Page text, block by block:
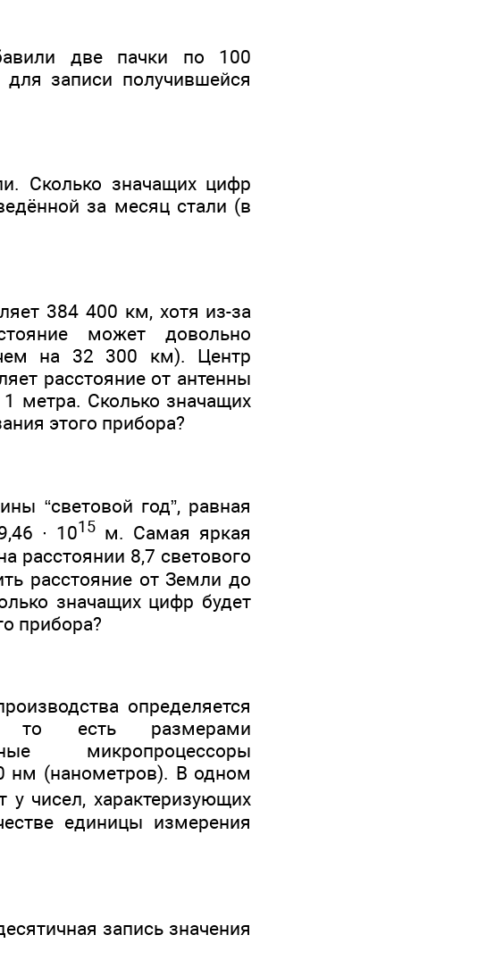
две пачки по 100
для записи получившейся
Сколько значащих цифр
за месяц стали (в
384 400 км, хотя из-за
может довольно
чем на 32 300 км). Центр
расстояние от антенны
метра. Сколько значащих
этого прибора?
“световой год”, равная
∙ 1015 м. Самая яркая
расстоянии 8,7 светового
расстояние от Земли до
значащих цифр будет
прибора?
определяется
то есть размерами
микропроцессоры
нм (нанометров). В одном
у чисел, характеризующих
единицы измерения
запись значения